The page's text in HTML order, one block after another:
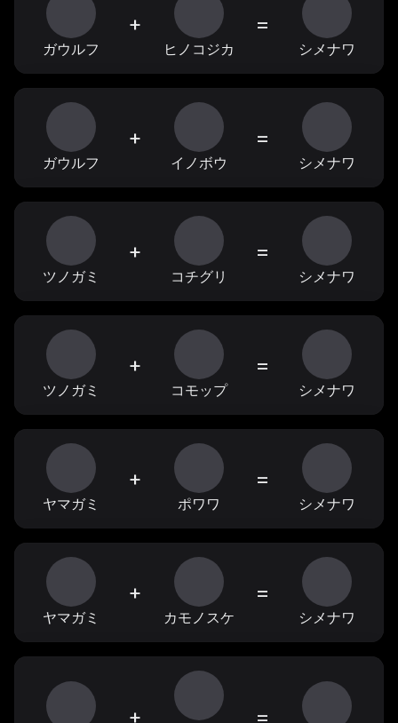
ガウルフ
+
ヒノコジカ
=
シメナワ
ガウルフ
+
イノボウ
=
シメナワ
ツノガミ
+
コチグリ
=
シメナワ
ツノガミ
+
コモップ
=
シメナワ
ヤマガミ
+
ポワワ
=
シメナワ
ヤマガミ
+
カモノスケ
=
シメナワ
+ =